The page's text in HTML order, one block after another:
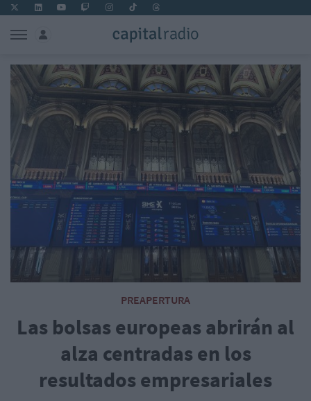
PREAPERTURA
Las bolsas europeas abrirán al
alza centradas en los
resultados empresariales